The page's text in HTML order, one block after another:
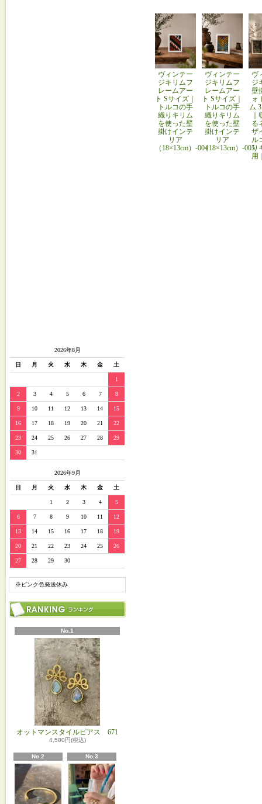
2026年8月
日 月 火 水 木 金 土
1
2 3 4 5 6 7 8
9 10 11 12 13 14 15
16 17 18 19 20 21 22
23 24 25 26 27 28 29
30 31
2026年9月
日 月 火 水 木 金 土
1 2 3 4 5
6 7 8 9 10 11 12
13 14 15 16 17 18 19
20 21 22 23 24 25 26
27 28 29 30
※ピンク色発送休み
No.1
オットマンスタイルピアス 671
4,500円(税込)
No.2 No.3
ヴィンテー
ジキリムフ
レームアー
ト Sサイズ｜
トルコの手
織りキリム
を使った壁
掛けインテ
リア
（18×13cm）-004
ヴィンテー
ジキリムフ
レームアー
ト Sサイズ｜
トルコの手
織りキリム
を使った壁
掛けインテ
リア
（18×13cm）-005
ヴ
ジ
壁
ォ
ム
る
ザ
ル
り
用